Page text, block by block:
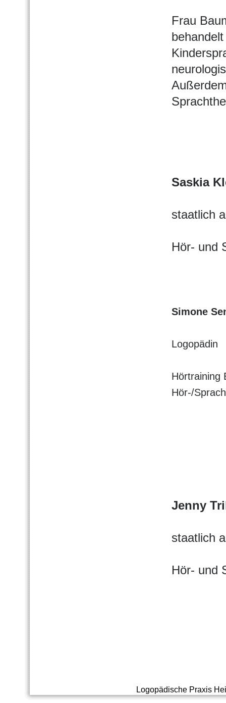
Frau
Saskia
staatlich
Hör- und
Simone
Logopädin
Hörtraining
Hör-/
Jenny
staatlich
Hör- und
Logopädische Praxis